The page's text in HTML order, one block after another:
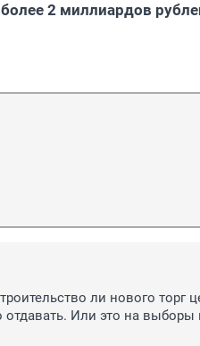
2 миллиардов
ли нового торг
отдавать. Или это на выборы